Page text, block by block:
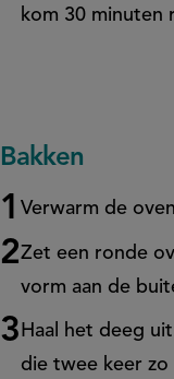
kom 30 minuten
Bakken
Verwarm de
Zet een ronde
vorm aan de
Haal het deeg
die twee keer zo